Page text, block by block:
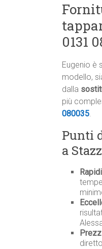
0131
Eugenio è
modello,
dalla
più
080035.
Punti
a